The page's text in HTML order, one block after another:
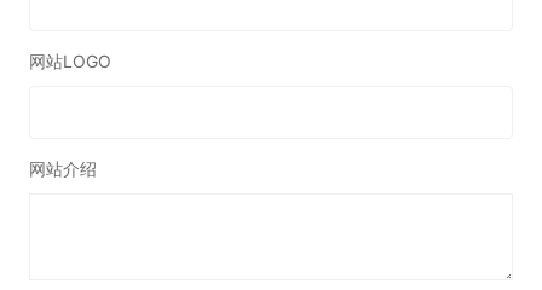
网站LOGO
网站介绍